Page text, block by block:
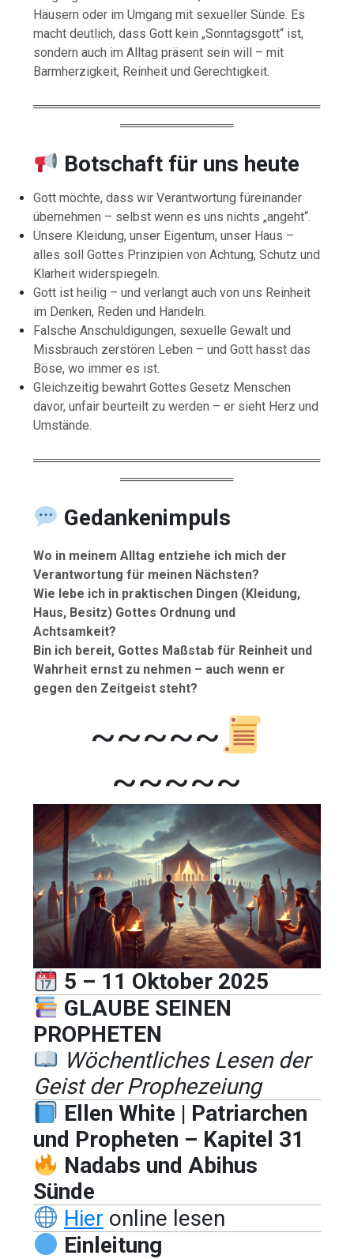
Häusern oder im Umgang mit sexueller Sünde. Es
macht deutlich, dass Gott kein „Sonntagsgott“ ist,
sondern auch im Alltag präsent sein will – mit
Barmherzigkeit, Reinheit und Gerechtigkeit.
═════════════════════════════════
═════════════
Botschaft für uns heute
Gott möchte, dass wir Verantwortung füreinander
übernehmen – selbst wenn es uns nichts „angeht“.
Unsere Kleidung, unser Eigentum, unser Haus –
alles soll Gottes Prinzipien von Achtung, Schutz und
Klarheit widerspiegeln.
Gott ist heilig – und verlangt auch von uns Reinheit
im Denken, Reden und Handeln.
Falsche Anschuldigungen, sexuelle Gewalt und
Missbrauch zerstören Leben – und Gott hasst das
Böse, wo immer es ist.
Gleichzeitig bewahrt Gottes Gesetz Menschen
davor, unfair beurteilt zu werden – er sieht Herz und
Umstände.
═════════════════════════════════
═════════════
Gedankenimpuls
Wo in meinem Alltag entziehe ich mich der
Verantwortung für meinen Nächsten?
Wie lebe ich in praktischen Dingen (Kleidung,
Haus, Besitz) Gottes Ordnung und
Achtsamkeit?
Bin ich bereit, Gottes Maßstab für Reinheit und
Wahrheit ernst zu nehmen – auch wenn er
gegen den Zeitgeist steht?
~~~~~
~~~~~
5 – 11 Oktober 2025
GLAUBE SEINEN
PROPHETEN
Wöchentliches Lesen der
Geist der Prophezeiung
Ellen White | Patriarchen
und Propheten – Kapitel 31
Nadabs und Abihus
Sünde
Hier online lesen
Einleitung